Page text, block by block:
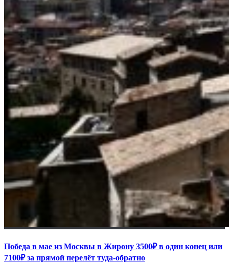
Победа в мае из Москвы в Жирону 3500₽ в один конец или
7100₽ за прямой перелёт туда-обратно